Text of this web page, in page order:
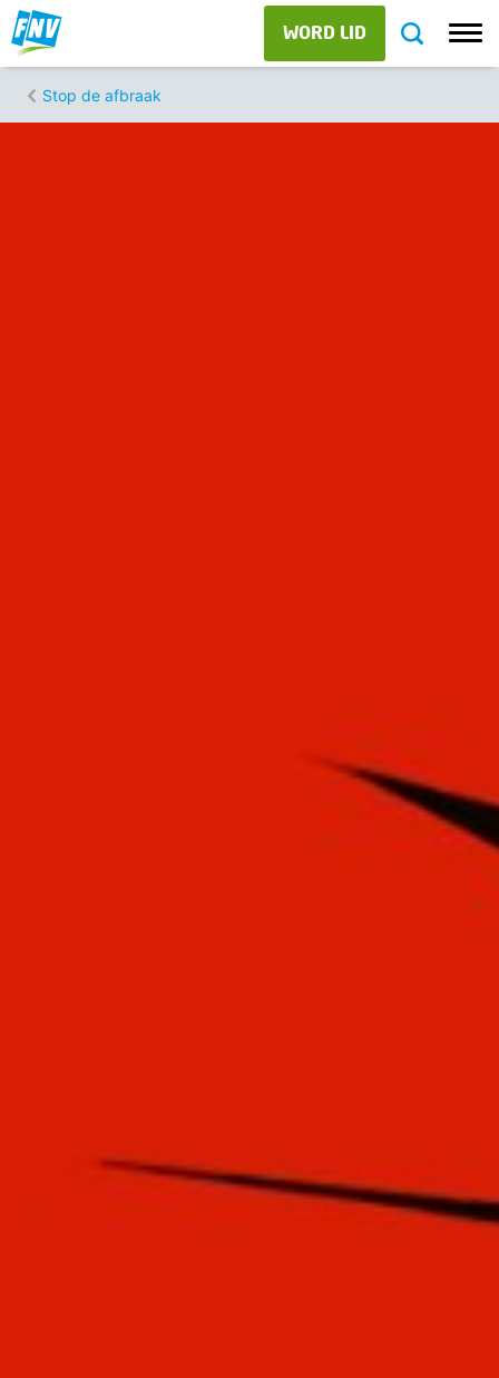
WORD LID
Stop de afbraak